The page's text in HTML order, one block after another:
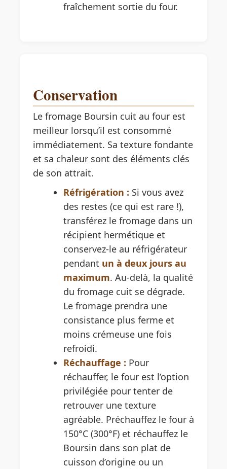
fraîchement sortie du four.
Conservation
Le fromage Boursin cuit au four est
meilleur lorsqu’il est consommé
immédiatement. Sa texture fondante
et sa chaleur sont des éléments clés
de son attrait.
Réfrigération : Si vous avez
des restes (ce qui est rare !),
transférez le fromage dans un
récipient hermétique et
conservez-le au réfrigérateur
pendant un à deux jours au
maximum. Au-delà, la qualité
du fromage cuit se dégrade.
Le fromage prendra une
consistance plus ferme et
moins crémeuse une fois
refroidi.
Réchauffage : Pour
réchauffer, le four est l’option
privilégiée pour tenter de
retrouver une texture
agréable. Préchauffez le four à
150°C (300°F) et réchauffez le
Boursin dans son plat de
cuisson d’origine ou un